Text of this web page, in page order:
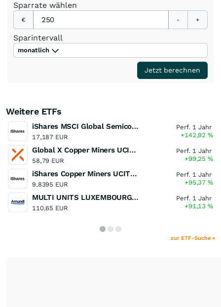
Sparrate wählen
€ - +
Sparintervall
monatlich
Jetzt berechnen
Weitere ETFs
iShares MSCI Global Semiconductors UCITS ETF USD (Acc)
17,187 EUR
Perf. 1 Jahr
+142,92%
Global X Copper Miners UCITS ETF USD Acc
58,79 EUR
Perf. 1 Jahr
+99,25%
iShares Copper Miners UCITS ETF
9,8395 EUR
Perf. 1 Jahr
+95,37%
MULTI UNITS LUXEMBOURG - Lyxor MSCI Semiconductors ESG Filtered
110,65 EUR
Perf. 1 Jahr
+91,13%
zur ETF-Suche »